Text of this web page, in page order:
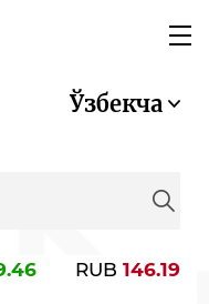
Ўзбекча
RUB 146.19